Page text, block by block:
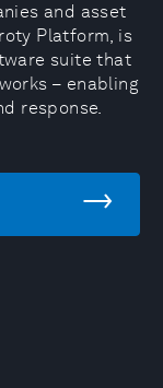
and asset
Platform, is
suite that
– enabling
response.